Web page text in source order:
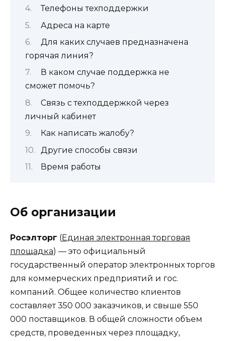
Телефоны техподдержки
Адреса на карте
Для каких случаев предназначена
горячая линия?
В каком случае поддержка не
сможет помочь?
Связь с техподдержкой через
личный кабинет
Как написать жалобу?
Другие способы связи
Время работы
Об организации
Росэлторг (Единая электронная торговая
площадка) — это официальный
государственный оператор электронных торгов
для коммерческих предприятий и гос.
компаний. Общее количество клиентов
составляет 350 000 заказчиков, и свыше 550
000 поставщиков. В общей сложности объем
средств, проведенных через площадку,